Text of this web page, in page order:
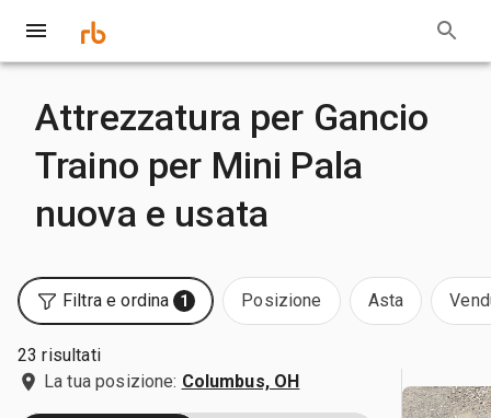
Attrezzatura per Gancio
Traino per Mini Pala
nuova e usata
Filtra e ordina 1 Posizione Asta
23 risultati
La tua posizione: Columbus, OH